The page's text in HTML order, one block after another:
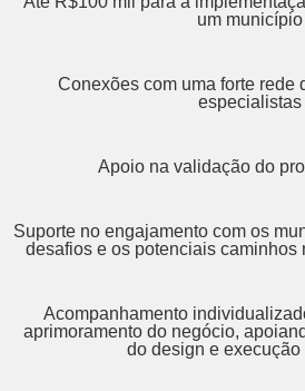
um município
Conexões com uma forte rede
especialistas
Apoio na validação do
Suporte no engajamento com os
desafios e os potenciais caminhos
Acompanhamento
aprimoramento do negócio,
do design e execução